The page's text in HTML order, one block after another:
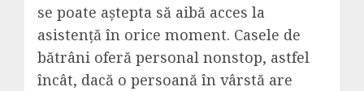
se poate aștepta să aibă acces la
asistență în orice moment. Casele de
bătrâni oferă personal nonstop, astfel
încât, dacă o persoană în vârstă are